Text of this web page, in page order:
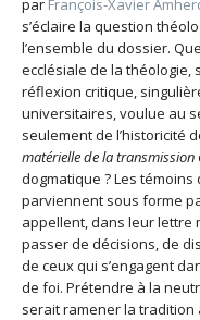
s’éclaire la question
l’ensemble du dossier.
ecclésiale de la théologie,
réflexion critique,
universitaires, voulue au
seulement de l’historicité
matérielle de la transmission
dogmatique ? Les
parviennent sous forme
appellent, dans leur lettre
passer de décisions, de
de ceux qui s’engagent
de foi. Prétendre à la
serait ramener la